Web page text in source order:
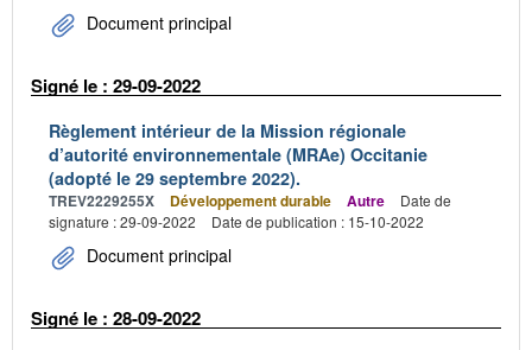
Document principal
Signé le : 29-09-2022
Règlement intérieur de la Mission régionale
d’autorité environnementale (MRAe) Occitanie
(adopté le 29 septembre 2022).
TREV2229255X Développement durable Autre
Date de
signature : 29-09-2022
Date de publication : 15-10-2022
Document principal
Signé le : 28-09-2022